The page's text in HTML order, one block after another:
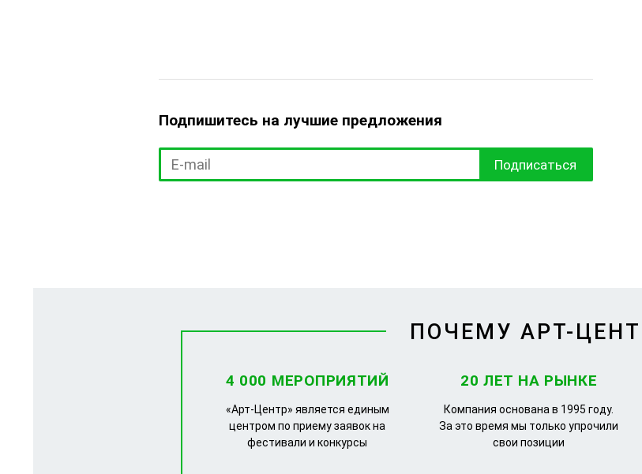
Подпишитесь на лучшие предложения
Подписаться
ПОЧЕМУ АРТ-
4 000 МЕРОПРИЯТИЙ
«Арт-Центр» является единым
центром по приему заявок на
фестивали и конкурсы
20 ЛЕТ НА РЫНКЕ
Компания основана в 1995 году.
За это время мы только упрочили
свои позиции